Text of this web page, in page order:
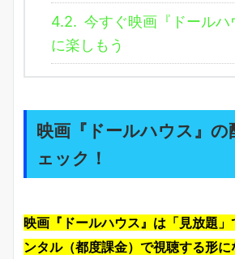
4.2. 今すぐ映画『ドール
に楽しもう
映画『ドールハウス』の
ェック！
映画『ドールハウス』は「見放題
ンタル（都度課金）で視聴する形に